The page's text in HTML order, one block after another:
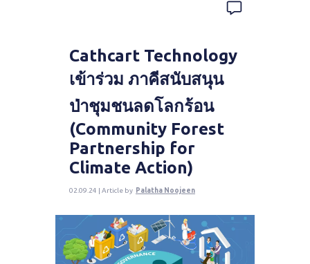
Cathcart Technology
เข้าร่วม ภาคีสนับสนุน
ป่าชุมชนลดโลกร้อน
(Community Forest
Partnership for
Climate Action)
02.09.24 | Article by Palatha Noojeen